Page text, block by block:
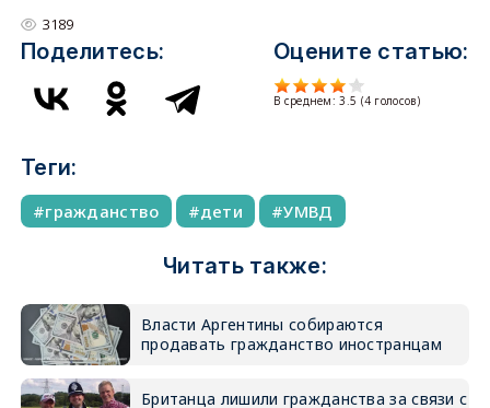
3189
Поделитесь: Оцените статью:
В среднем:3.5 (4 голосов)
Теги:
гражданство дети УМВД
Читать также:
Власти Аргентины собираются
продавать гражданство иностранцам
Британца лишили гражданства за связи с